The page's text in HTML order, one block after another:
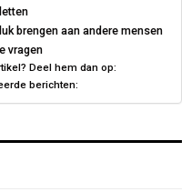
brengen aan andere mensen
vragen
Deel hem dan op:
berichten: